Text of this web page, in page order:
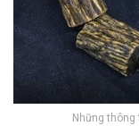
Những